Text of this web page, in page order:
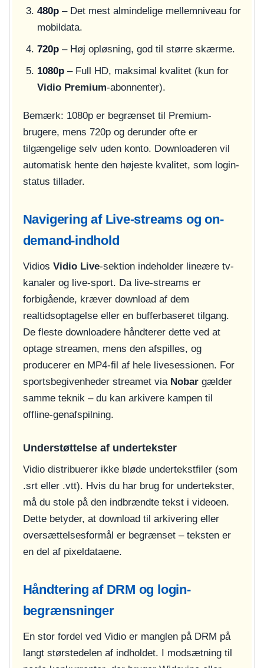
480p– Det mest almindelige mellemniveau for
mobildata.
720p– Høj opløsning, god til større skærme.
1080p– Full HD, maksimal kvalitet (kun for
Vidio Premium-abonnenter).
Bemærk: 1080p er begrænset til Premium-
brugere, mens 720p og derunder ofte er
tilgængelige selv uden konto. Downloaderen vil
automatisk hente den højeste kvalitet, som login-
status tillader.
Navigering af Live-streams og on-
demand-indhold
Vidios Vidio Live-sektion indeholder lineære tv-
kanaler og live-sport. Da live-streams er
forbigående, kræver download af dem
realtidsoptagelse eller en bufferbaseret tilgang.
De fleste downloadere håndterer dette ved at
optage streamen, mens den afspilles, og
producerer en MP4-fil af hele livesessionen. For
sportsbegivenheder streamet via Nobargælder
samme teknik – du kan arkivere kampen til
offline-genafspilning.
Understøttelse af undertekster
Vidio distribuerer ikke bløde undertekstfiler (som
.srt eller .vtt). Hvis du har brug for undertekster,
må du stole på den indbrændte tekst i videoen.
Dette betyder, at download til arkivering eller
oversættelsesformål er begrænset – teksten er
en del af pixeldataene.
Håndtering af DRM og login-
begrænsninger
En stor fordel ved Vidio er manglen på DRM på
langt størstedelen af indholdet. I modsætning til